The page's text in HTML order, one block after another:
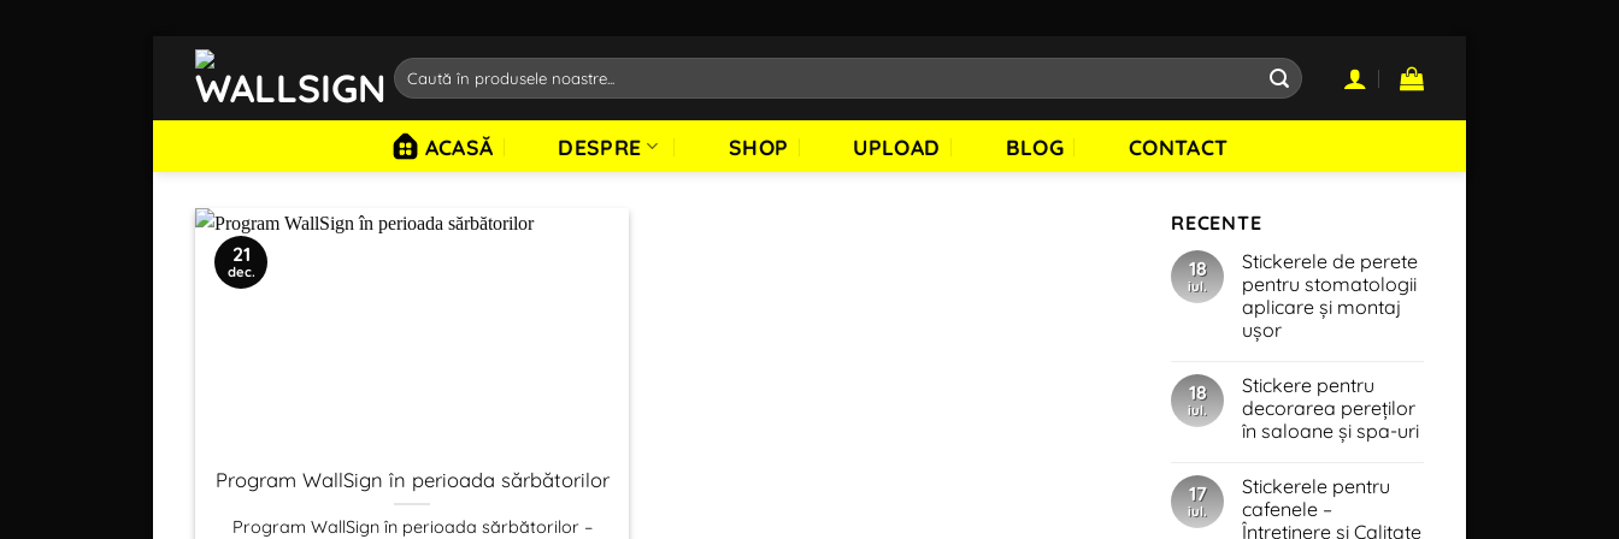
conținut
Caută
după:
ACASĂ DESPRE SHOP UPLOAD BLOG CONTACT
Program WallSign în perioada sărbătorilor
Program WallSign în perioada sărbătorilor –
21
dec.
RECENTE
18
iul.
Stickerele de perete
pentru stomatologii
aplicare și montaj
ușor
la
Stickerele
de
perete
aplicare
și
montaj
ușor
18
iul.
Stickere pentru
decorarea pereților
în saloane și spa-uri
la
Stickere
pentru
decorarea
17
iul.
Stickerele pentru
cafenele –
Întreținere și Calitate